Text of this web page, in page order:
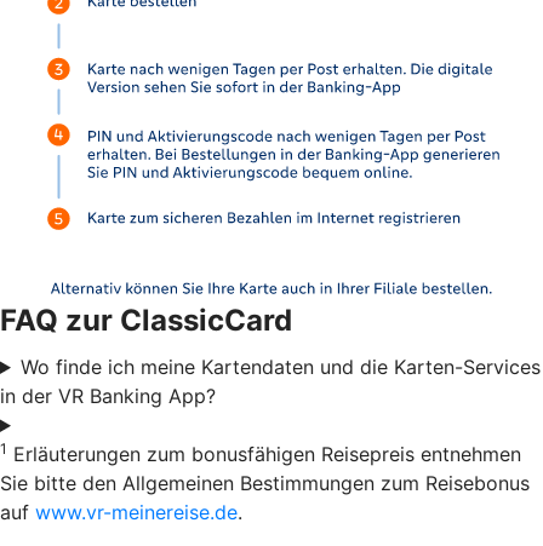
FAQ zur ClassicCard
Wo finde ich meine Kartendaten und die Karten-Services
in der VR Banking App?
1 Erläuterungen zum bonusfähigen Reisepreis entnehmen
Sie bitte den Allgemeinen Bestimmungen zum Reisebonus
auf www.vr-meinereise.de.